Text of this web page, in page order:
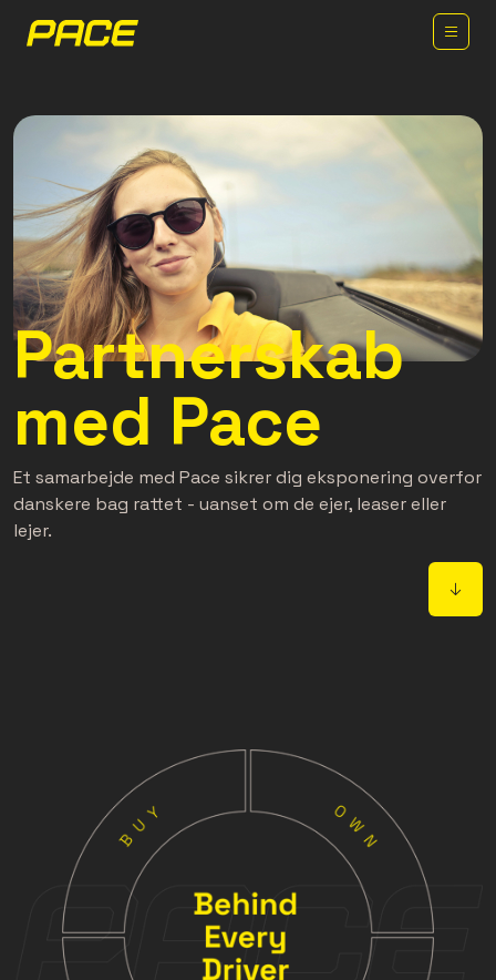
Partnerskab
med Pace
Et samarbejde med Pace sikrer dig eksponering overfor
danskere bag rattet - uanset om de ejer, leaser eller
lejer.